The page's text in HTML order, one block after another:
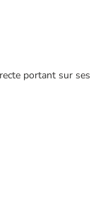
portant sur